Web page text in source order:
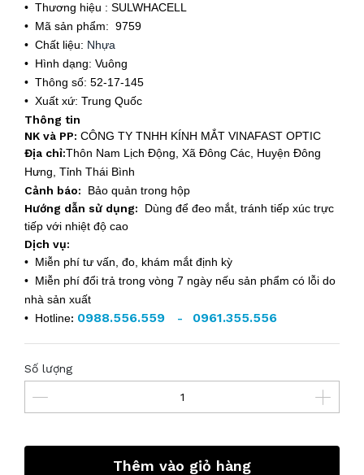
• Thương hiệu : SULWHACELL
• Mã sản phẩm: 9759
• Chất liệu: Nhựa
• Hình dạng: Vuông
• Thông số: 52-17-145
• Xuất xứ: Trung Quốc
Thông tin
NK và PP: CÔNG TY TNHH KÍNH MẮT VINAFAST OPTIC
Địa chỉ:Thôn Nam Lịch Động, Xã Đông Các, Huyện Đông
Hưng, Tỉnh Thái Bình
Cảnh báo: Bảo quản trong hộp
Hướng dẫn sử dụng: Dùng để đeo mắt, tránh tiếp xúc trực
tiếp với nhiệt độ cao
Dịch vụ:
• Miễn phí tư vấn, đo, khám mắt định kỳ
• Miễn phí đổi trả trong vòng 7 ngày nếu sản phẩm có lỗi do
nhà sản xuất
• Hotline: 0988.556.559 - 0961.355.556
Số lượng
Thêm vào giỏ hàng